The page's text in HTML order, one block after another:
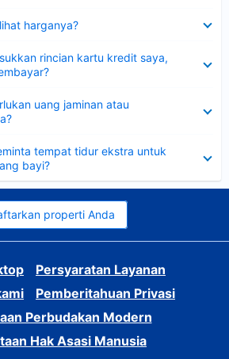
harganya?
rincian kartu kredit saya,
uang jaminan atau
tempat tidur ekstra untuk
bayi?
properti Anda
Persyaratan Layanan
Pemberitahuan Privasi
Perbudakan Modern
Hak Asasi Manusia